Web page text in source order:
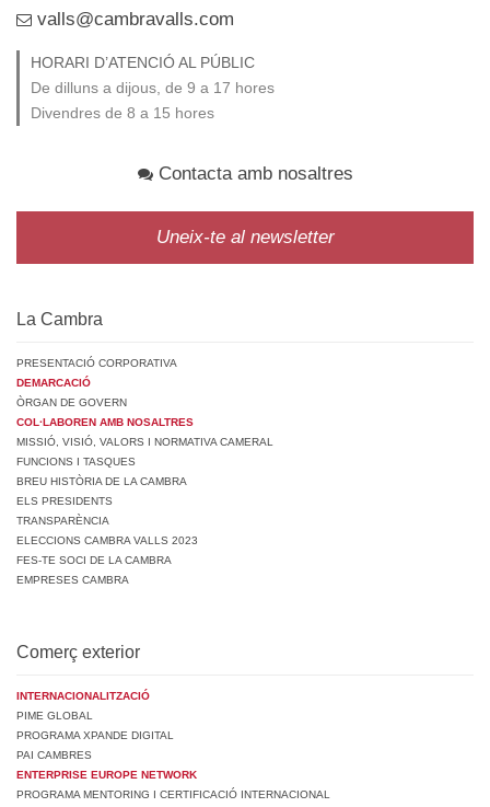
valls@cambravalls.com
HORARI D’ATENCIÓ AL PÚBLIC
De dilluns a dijous, de 9 a 17 hores
Divendres de 8 a 15 hores
Contacta amb nosaltres
Uneix-te al newsletter
La Cambra
PRESENTACIÓ CORPORATIVA
DEMARCACIÓ
ÒRGAN DE GOVERN
COL·LABOREN AMB NOSALTRES
MISSIÓ, VISIÓ, VALORS I NORMATIVA CAMERAL
FUNCIONS I TASQUES
BREU HISTÒRIA DE LA CAMBRA
ELS PRESIDENTS
TRANSPARÈNCIA
ELECCIONS CAMBRA VALLS 2023
FES-TE SOCI DE LA CAMBRA
EMPRESES CAMBRA
Comerç exterior
INTERNACIONALITZACIÓ
PIME GLOBAL
PROGRAMA XPANDE DIGITAL
PAI CAMBRES
ENTERPRISE EUROPE NETWORK
PROGRAMA MENTORING I CERTIFICACIÓ INTERNACIONAL